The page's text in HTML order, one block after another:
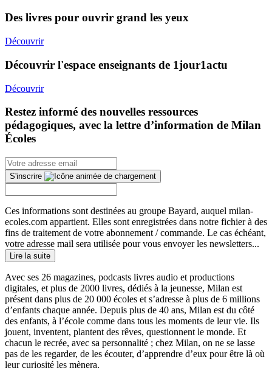
Des livres pour ouvrir grand les yeux
Découvrir
Découvrir l'espace enseignants de 1jour1actu
Découvrir
Restez informé des nouvelles ressources
pédagogiques, avec la lettre d’information de Milan
Écoles
S'inscrire
Ces informations sont destinées au groupe Bayard, auquel milan-
ecoles.com appartient. Elles sont enregistrées dans notre fichier à des
fins de traitement de votre abonnement / commande. Le cas échéant,
votre adresse mail sera utilisée pour vous envoyer les newsletters...
Lire la suite
Avec ses 26 magazines, podcasts livres audio et productions
digitales, et plus de 2000 livres, dédiés à la jeunesse, Milan est
présent dans plus de 20 000 écoles et s’adresse à plus de 6 millions
d’enfants chaque année. Depuis plus de 40 ans, Milan est du côté
des enfants, à l’école comme dans tous les moments de leur vie. Ils
jouent, inventent, plantent des rêves, questionnent le monde. Et
chacun le recrée, avec sa personnalité ; chez Milan, on ne se lasse
pas de les regarder, de les écouter, d’apprendre d’eux pour être là où
leur curiosité les mènera.